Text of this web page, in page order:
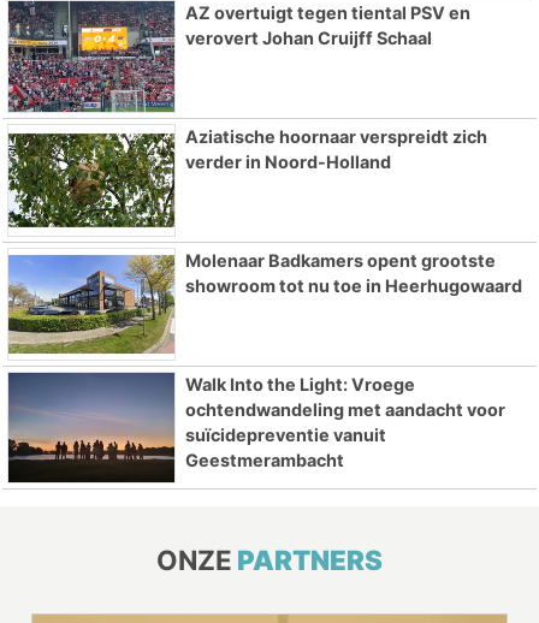
AZ overtuigt tegen tiental PSV en
verovert Johan Cruijff Schaal
Aziatische hoornaar verspreidt zich
verder in Noord-Holland
Molenaar Badkamers opent grootste
showroom tot nu toe in Heerhugowaard
Walk Into the Light: Vroege
ochtendwandeling met aandacht voor
suïcidepreventie vanuit
Geestmerambacht
ONZE PARTNERS